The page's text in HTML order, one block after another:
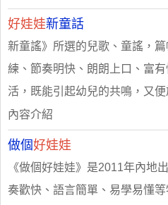
好娃娃新童話
新童謠》所選的兒歌、童謠，
練、節奏明快、朗朗上口、富
活，既能引起幼兒的共鳴，又
內容介紹
做個好娃娃
《做個好娃娃》是2011年內地
奏歡快、語言簡單、易學易懂